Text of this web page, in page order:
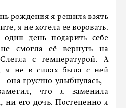
рождения я решила взять
я не хотела ее воровать.
день подарить себе
смогла её вернуть на
с температурой. А
я не в силах была с ней
она грустно улыбнулась, –
что я заменила
ни его дочь. Постепенно я